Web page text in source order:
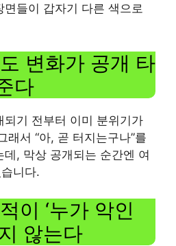
들이 갑자기 다른 색으로
변화가 공개 타
다
되기 전부터 이미 분위기가
래서 “아, 곧 터지는구나”를
, 막상 공개되는 순간엔 여
니다.
이 ‘누가 악인
않는다